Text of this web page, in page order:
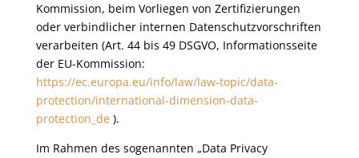
Kommission, beim Vorliegen von Zertifizierungen
oder verbindlicher internen Datenschutzvorschriften
verarbeiten (Art. 44 bis 49 DSGVO, Informationsseite
der EU-Kommission:
https://ec.europa.eu/info/law/law-topic/data-
protection/international-dimension-data-
protection_de ).
Im Rahmen des sogenannten „Data Privacy